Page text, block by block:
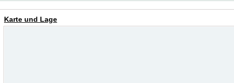
Karte und Lage